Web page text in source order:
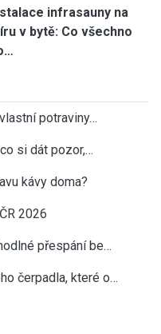
infrasauny na
v bytě: Co všechno
potraviny…
si dát pozor,…
kávy doma?
2026
přespání be…
čerpadla, které o…